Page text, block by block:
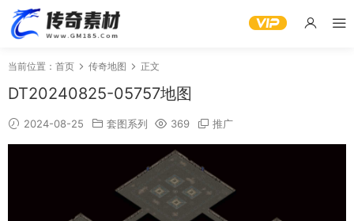
当前位置： 首页 传奇地图 正文
DT20240825-05757地图
2024-08-25 套图系列 369 推广